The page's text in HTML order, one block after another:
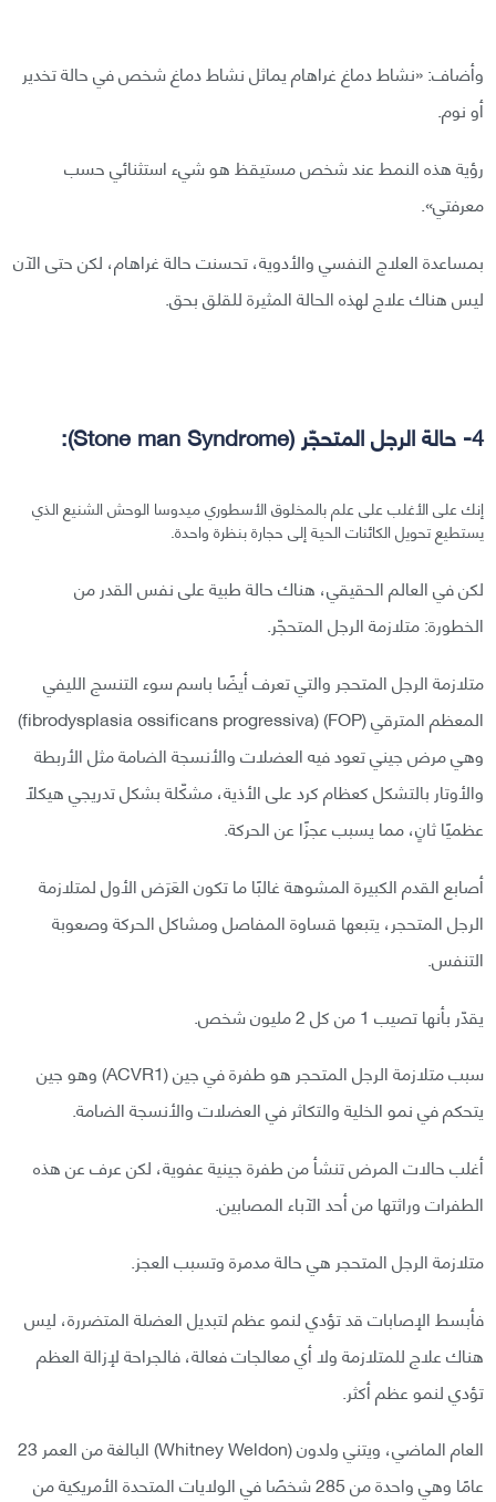
وأضاف: «نشاط دماغ غراهام يماثل نشاط دماغ شخص في حالة تخدير
أو نوم.
رؤية هذه النمط عند شخص مستيقظ هو شيء استثنائي حسب
معرفتي».
بمساعدة العلاج النفسي والأدوية، تحسنت حالة غراهام، لكن حتى الآن
ليس هناك علاج لهذه الحالة المثيرة للقلق بحق.
4- حالة الرجل المتحجّر (Stone man Syndrome):
إنك على الأغلب على علم بالمخلوق الأسطوري ميدوسا الوحش الشنيع الذي
يستطيع تحويل الكائنات الحية إلى حجارة بنظرة واحدة.
لكن في العالم الحقيقي، هناك حالة طبية على نفس القدر من
الخطورة: متلازمة الرجل المتحجّر.
متلازمة الرجل المتحجر والتي تعرف أيضًا باسم سوء التنسج الليفي
المعظم المترقي (FOP) (fibrodysplasia ossificans progressiva)
وهي مرض جيني تعود فيه العضلات والأنسجة الضامة مثل الأربطة
والأوتار بالتشكل كعظام كرد على الأذية، مشكّلة بشكل تدريجي هيكلًا
عظميًا ثانٍ، مما يسبب عجزًا عن الحركة.
أصابع القدم الكبيرة المشوهة غالبًا ما تكون العَرَض الأول لمتلازمة
الرجل المتحجر، يتبعها قساوة المفاصل ومشاكل الحركة وصعوبة
التنفس.
يقدّر بأنها تصيب 1 من كل 2 مليون شخص.
سبب متلازمة الرجل المتحجر هو طفرة في جين (ACVR1) وهو جين
يتحكم في نمو الخلية والتكاثر في العضلات والأنسجة الضامة.
أغلب حالات المرض تنشأ من طفرة جينية عفوية، لكن عرف عن هذه
الطفرات وراثتها من أحد الآباء المصابين.
متلازمة الرجل المتحجر هي حالة مدمرة وتسبب العجز.
فأبسط الإصابات قد تؤدي لنمو عظم لتبديل العضلة المتضررة، ليس
هناك علاج للمتلازمة ولا أي معالجات فعالة، فالجراحة لإزالة العظم
تؤدي لنمو عظم أكثر.
العام الماضي، ويتني ولدون (Whitney Weldon) البالغة من العمر 23
عامًا وهي واحدة من 285 شخصًا في الولايات المتحدة الأمريكية من